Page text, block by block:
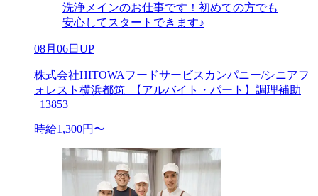
洗浄メインのお仕事です！初めての方でも
安心してスタートできます♪
08月06日UP
株式会社HITOWAフードサービスカンパニー/シニアフ
ォレスト横浜都筑_【アルバイト・パート】調理補助
_13853
時給1,300円〜